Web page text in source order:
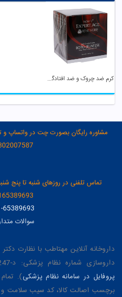
کرم ضد چروک و ضد افتادگی قوی اکسپرتیج آردن
65389693
سوالات
داروخانه آنلاین مهتاطب با نظارت
داروسازی شماره نظام پزشکی: د-3247، فعالیت می‌کند. (
پروفایل در سامانه نظام پزشکی).
برچسب اصالت کالا، کد سیب سلامت و